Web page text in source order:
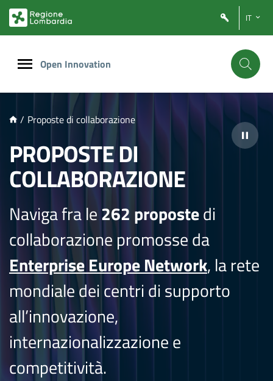
PRINCIPALE
IT
Open Innovation
/ Proposte di collaborazione
PROPOSTE DI
COLLABORAZIONE
Naviga fra le262 propostedi
collaborazione promosse da
Enterprise Europe Network, la rete
mondiale dei centri di supporto
all’innovazione,
internazionalizzazione e
competitività.